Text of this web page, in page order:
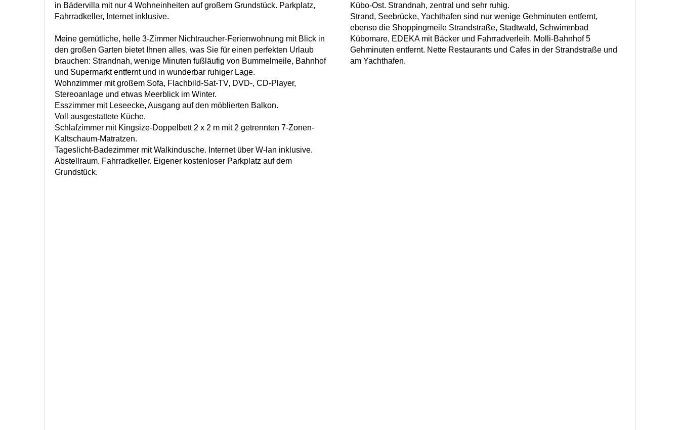
in Bädervilla mit nur 4 Wohneinheiten auf großem Grundstück. Parkplatz,
Fahrradkeller, Internet inklusive.
Meine gemütliche, helle 3-Zimmer Nichtraucher-Ferienwohnung mit Blick in
den großen Garten bietet Ihnen alles, was Sie für einen perfekten Urlaub
brauchen: Strandnah, wenige Minuten fußläufig von Bummelmeile, Bahnhof
und Supermarkt entfernt und in wunderbar ruhiger Lage.
Wohnzimmer mit großem Sofa, Flachbild-Sat-TV, DVD-, CD-Player,
Stereoanlage und etwas Meerblick im Winter.
Esszimmer mit Leseecke, Ausgang auf den möblierten Balkon.
Voll ausgestattete Küche.
Schlafzimmer mit Kingsize-Doppelbett 2 x 2 m mit 2 getrennten 7-Zonen-
Kaltschaum-Matratzen.
Tageslicht-Badezimmer mit Walkindusche. Internet über W-lan inklusive.
Abstellraum. Fahrradkeller. Eigener kostenloser Parkplatz auf dem
Grundstück.
Kübo-Ost. Strandnah, zentral und sehr ruhig.
Strand, Seebrücke, Yachthafen sind nur wenige Gehminuten entfernt,
ebenso die Shoppingmeile Strandstraße, Stadtwald, Schwimmbad
Kübomare, EDEKA mit Bäcker und Fahrradverleih. Molli-Bahnhof 5
Gehminuten entfernt. Nette Restaurants und Cafes in der Strandstraße und
am Yachthafen.